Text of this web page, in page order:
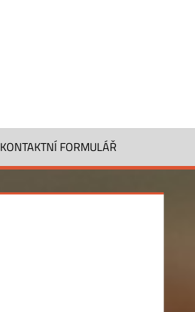
KONTAKTNÍ FORMULÁŘ